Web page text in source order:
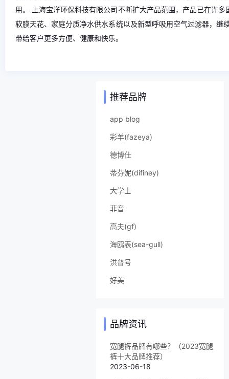
用。 上海宝洋环保科技有限公司不断扩大产品范围，产品已在许
软膜天花、家庭分质净水供水系统以及新型呼吸用空气过滤器，
带给客户更多方便、健康和快乐。
推荐品牌
app blog
彩羊(fazeya)
德博仕
蒂芬妮(difiney)
大学士
菲音
高夫(gf)
海鸥表(sea-gull)
洪普号
好美
品牌资讯
宽腿裤品牌有哪些？（2023宽腿
裤十大品牌推荐）
2023-06-18